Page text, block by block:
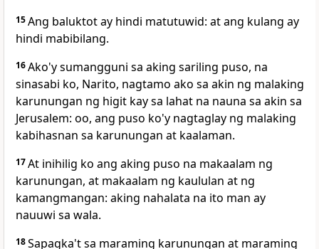
15Ang baluktot ay hindi matutuwid: at ang kulang ay
hindi mabibilang.
16Ako'y sumangguni sa aking sariling puso, na
sinasabi ko, Narito, nagtamo ako sa akin ng malaking
karunungan ng higit kay sa lahat na nauna sa akin sa
Jerusalem: oo, ang puso ko'y nagtaglay ng malaking
kabihasnan sa karunungan at kaalaman.
17At inihilig ko ang aking puso na makaalam ng
karunungan, at makaalam ng kaululan at ng
kamangmangan: aking nahalata na ito man ay
nauuwi sa wala.
18Sapagka'tsa maraming karunungan at maraming